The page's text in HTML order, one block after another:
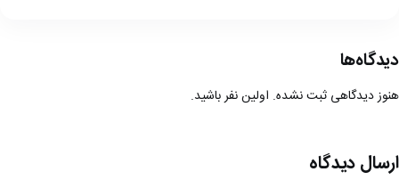
دیدگاه‌ها
هنوز دیدگاهی ثبت نشده. اولین نفر باشید.
ارسال دیدگاه